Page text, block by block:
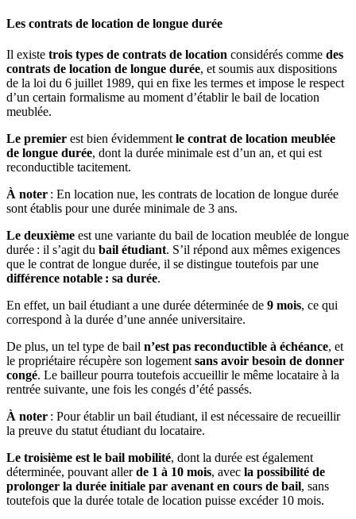
Les contrats de location de longue durée
Il existe trois types de contrats de location considérés comme des
contrats de location de longue durée, et soumis aux dispositions
de la loi du 6 juillet 1989, qui en fixe les termes et impose le respect
d’un certain formalisme au moment d’établir le bail de location
meublée.
Le premier est bien évidemment le contrat de location meublée
de longue durée, dont la durée minimale est d’un an, et qui est
reconductible tacitement.
À noter : En location nue, les contrats de location de longue durée
sont établis pour une durée minimale de 3 ans.
Le deuxième est une variante du bail de location meublée de longue
durée : il s’agit du bail étudiant. S’il répond aux mêmes exigences
que le contrat de longue durée, il se distingue toutefois par une
différence notable : sa durée.
En effet, un bail étudiant a une durée déterminée de 9 mois, ce qui
correspond à la durée d’une année universitaire.
De plus, un tel type de bail n’est pas reconductible à échéance, et
le propriétaire récupère son logement sans avoir besoin de donner
congé. Le bailleur pourra toutefois accueillir le même locataire à la
rentrée suivante, une fois les congés d’été passés.
À noter : Pour établir un bail étudiant, il est nécessaire de recueillir
la preuve du statut étudiant du locataire.
Le troisième est le bail mobilité, dont la durée est également
déterminée, pouvant allerde 1 à 10 mois, avec la possibilité de
prolonger la durée initiale par avenant en cours de bail, sans
toutefois que la durée totale de location puisse excéder 10 mois.